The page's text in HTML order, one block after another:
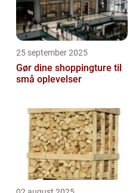
25 september 2025
Gør dine shoppingture til
små oplevelser